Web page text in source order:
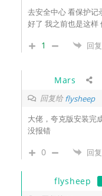
去安全中心 看保护记
好了 我之前也是这样
1 回复
Mars
回复给flysheep
大佬，夸克版安装完
没报错
0 回复
flysheep